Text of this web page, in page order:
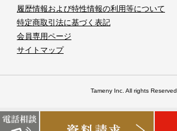
履歴情報および特性情報の利用等について
特定商取引法に基づく表記
会員専用ページ
サイトマップ
Tameny Inc. All rights Reserved.